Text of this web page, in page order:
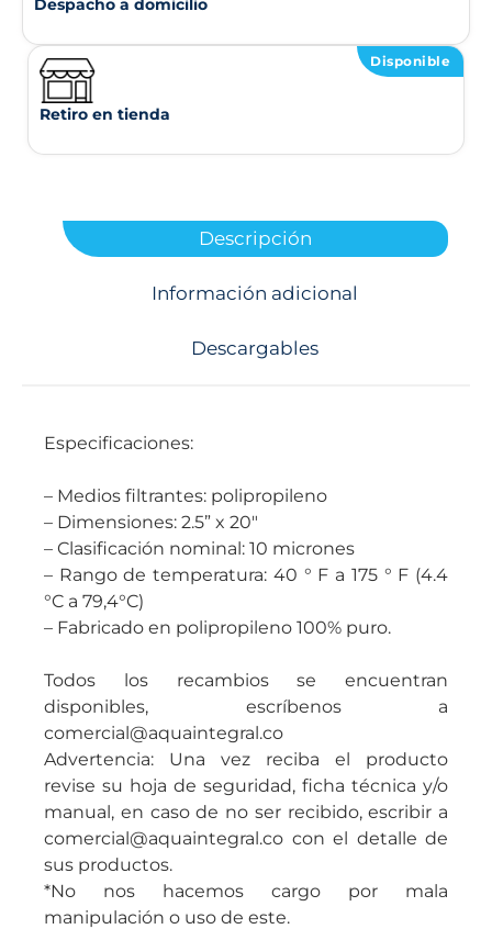
Despacho a domicilio
Disponible
Retiro en tienda
Descripción
Información adicional
Descargables
Especificaciones:
– Medios filtrantes: polipropileno
– Dimensiones: 2.5” x 20″
– Clasificación nominal: 10 micrones
– Rango de temperatura: 40 ° F a 175 ° F (4.4
°C a 79,4°C)
– Fabricado en polipropileno 100% puro.
Todos los recambios se encuentran
disponibles, escríbenos a
comercial@aquaintegral.co
Advertencia: Una vez reciba el producto
revise su hoja de seguridad, ficha técnica y/o
manual, en caso de no ser recibido, escribir a
comercial@aquaintegral.co con el detalle de
sus productos.
*No nos hacemos cargo por mala
manipulación o uso de este.